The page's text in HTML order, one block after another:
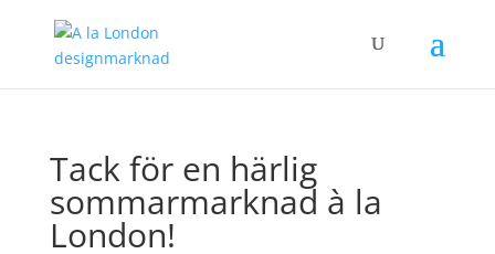
Tack för en härlig
sommarmarknad à la
London!